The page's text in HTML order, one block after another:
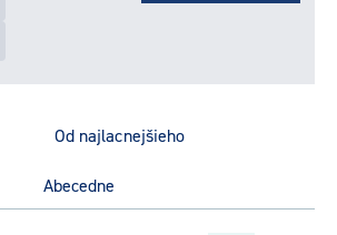
od najlacnejšieho
abecedne